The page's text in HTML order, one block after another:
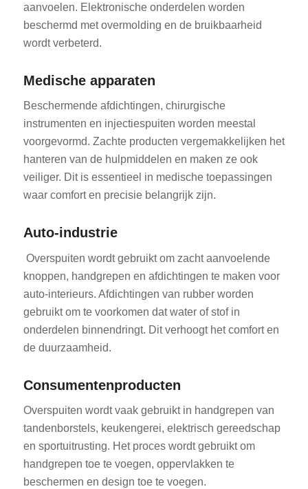
aanvoelen. Elektronische onderdelen worden
beschermd met overmolding en de bruikbaarheid
wordt verbeterd.
Medische apparaten
Beschermende afdichtingen, chirurgische
instrumenten en injectiespuiten worden meestal
voorgevormd. Zachte producten vergemakkelijken het
hanteren van de hulpmiddelen en maken ze ook
veiliger. Dit is essentieel in medische toepassingen
waar comfort en precisie belangrijk zijn.
Auto-industrie
Overspuiten wordt gebruikt om zacht aanvoelende
knoppen, handgrepen en afdichtingen te maken voor
auto-interieurs. Afdichtingen van rubber worden
gebruikt om te voorkomen dat water of stof in
onderdelen binnendringt. Dit verhoogt het comfort en
de duurzaamheid.
Consumentenproducten
Overspuiten wordt vaak gebruikt in handgrepen van
tandenborstels, keukengerei, elektrisch gereedschap
en sportuitrusting. Het proces wordt gebruikt om
handgrepen toe te voegen, oppervlakken te
beschermen en design toe te voegen.